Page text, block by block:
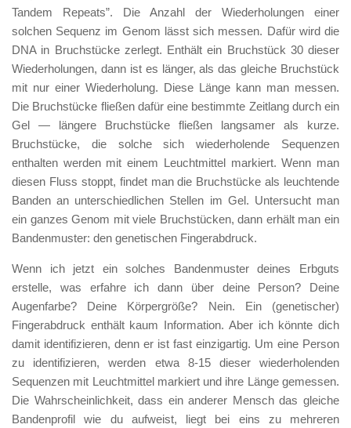
Tandem Repeats”. Die Anzahl der Wiederholungen einer
solchen Sequenz im Genom lässt sich messen. Dafür wird die
DNA in Bruchstücke zerlegt. Enthält ein Bruchstück 30 dieser
Wiederholungen, dann ist es länger, als das gleiche Bruchstück
mit nur einer Wiederholung. Diese Länge kann man messen.
Die Bruchstücke fließen dafür eine bestimmte Zeitlang durch ein
Gel — längere Bruchstücke fließen langsamer als kurze.
Bruchstücke, die solche sich wiederholende Sequenzen
enthalten werden mit einem Leuchtmittel markiert. Wenn man
diesen Fluss stoppt, findet man die Bruchstücke als leuchtende
Banden an unterschiedlichen Stellen im Gel. Untersucht man
ein ganzes Genom mit viele Bruchstücken, dann erhält man ein
Bandenmuster: den genetischen Fingerabdruck.
Wenn ich jetzt ein solches Bandenmuster deines Erbguts
erstelle, was erfahre ich dann über deine Person? Deine
Augenfarbe? Deine Körpergröße? Nein. Ein (genetischer)
Fingerabdruck enthält kaum Information. Aber ich könnte dich
damit identifizieren, denn er ist fast einzigartig. Um eine Person
zu identifizieren, werden etwa 8-15 dieser wiederholenden
Sequenzen mit Leuchtmittel markiert und ihre Länge gemessen.
Die Wahrscheinlichkeit, dass ein anderer Mensch das gleiche
Bandenprofil wie du aufweist, liegt bei eins zu mehreren